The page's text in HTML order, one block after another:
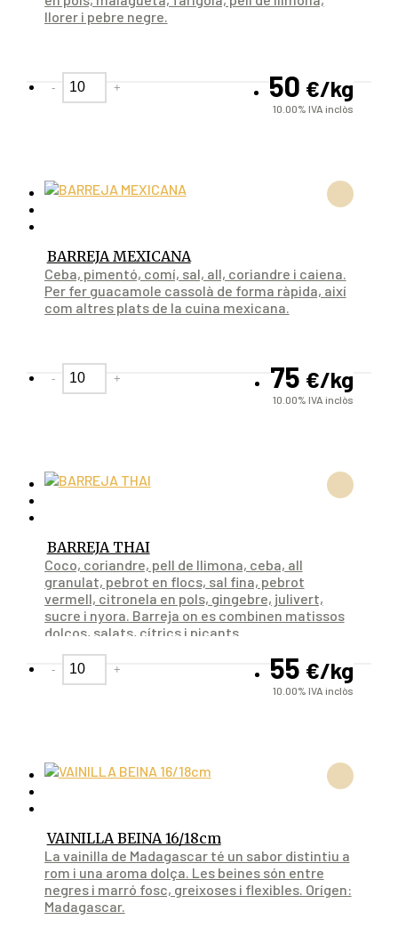
llorer i pebre negre.
50 €/kg
10.00%IVA inclòs
- +
BARREJA MEXICANA
Ceba, pimentó, comí, sal, all, coriandre i caiena.
Per fer guacamole cassolà de forma ràpida, així
com altres plats de la cuina mexicana.
75 €/kg
10.00%IVA inclòs
- +
BARREJA THAI
Coco, coriandre, pell de llimona, ceba, all
granulat, pebrot en flocs, sal fina, pebrot
vermell, citronela en pols, gingebre, julivert,
sucre i nyora. Barreja on es combinen matissos
dolços, salats, cítrics i picants.
55 €/kg
10.00%IVA inclòs
- +
VAINILLA BEINA 16/18cm
La vainilla de Madagascar té un sabor distintiu a
rom i una aroma dolça. Les beines són entre
negres i marró fosc, greixoses i flexibles. Orígen:
Madagascar.